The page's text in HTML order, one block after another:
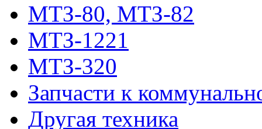
МТЗ-80, МТЗ-82
МТЗ-1221
МТЗ-320
Запчасти к
Другая техника